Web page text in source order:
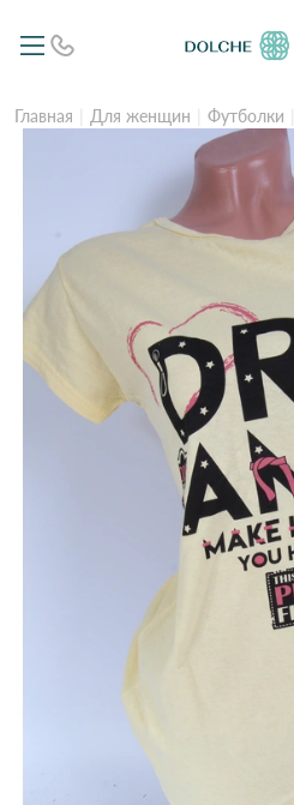
Главная Для женщин Футболки